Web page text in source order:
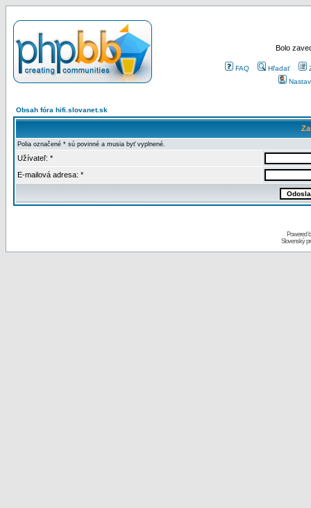
Bolo
FAQ Hľadať
Obsah fóra hifi.slovanet.sk
Polia označené * sú povinné a musia byť vyplnené.
Užívateľ: *
E-mailová adresa: *
Powered
Slovenský